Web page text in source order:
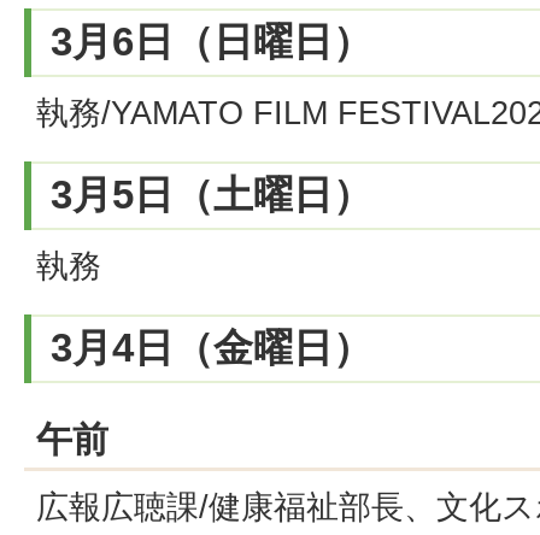
3月6日（日曜日）
執務/YAMATO FILM
3月5日（土曜日）
執務
3月4日（金曜日）
午前
広報広聴課/健康福祉部長、文化